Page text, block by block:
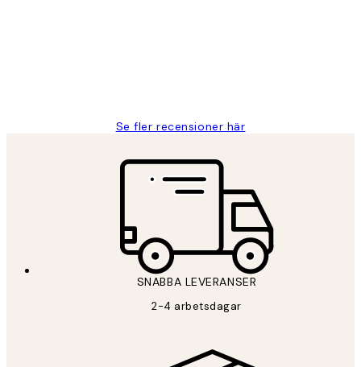
Se fler recensioner här
SNABBA LEVERANSER
2-4 arbetsdagar